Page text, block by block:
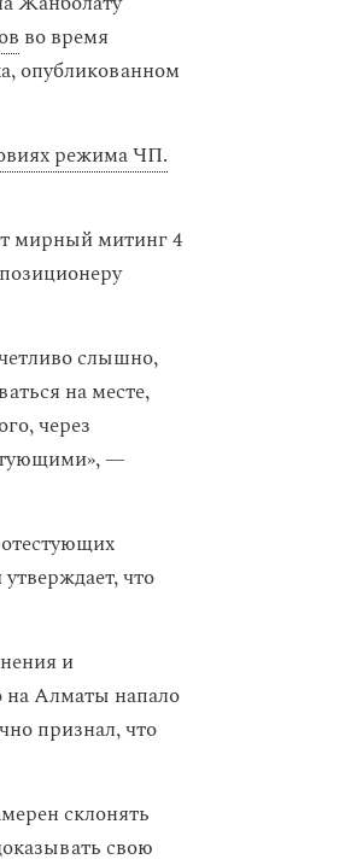
во время
опубликованном
режима ЧП.
мирный митинг 4
слышно,
на месте,
через
—
что
и
на Алматы напало
признал, что
склонять
свою